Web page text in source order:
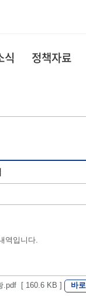
식 정책자료
역입니다.
.pdf [ 160.6 KB ] 바